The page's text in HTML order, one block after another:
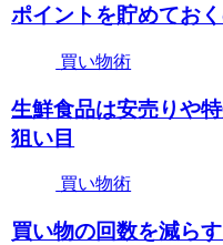
ポイントを貯めてお
買い物術
生鮮食品は安売りや
狙い目
買い物術
買い物の回数を減ら